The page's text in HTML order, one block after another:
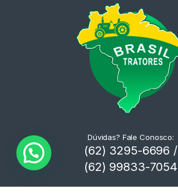
Dúvidas? Fale Conosco:
(62) 3295-6696 /
(62) 99833-7054